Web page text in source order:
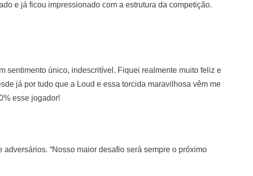
e já ficou impressionado com a estrutura da competição.
sentimento único, indescritível. Fiquei realmente muito feliz e
já por tudo que a Loud e essa torcida maravilhosa vêm me
esse jogador!
“Nosso maior desafio será sempre o próximo